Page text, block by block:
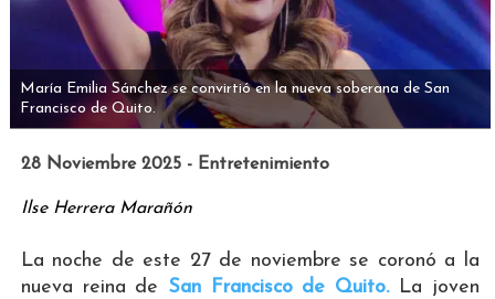
María Emilia Sánchez se convirtió en la nueva soberana de San
Francisco de Quito.
28 Noviembre 2025 - Entretenimiento
Ilse Herrera Marañón
La noche de este 27 de noviembre se coronó a la
nueva reina de San Francisco de Quito.La joven